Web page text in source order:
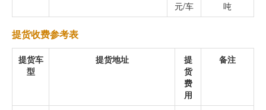
元/车
吨
提货收费参考表
提货车
型
提货地址
提
货
费
用
备注